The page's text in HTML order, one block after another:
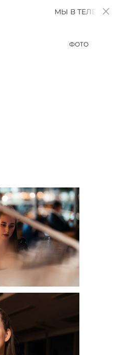
ФОТО
МЫ В ТЕЛЕГРАМ